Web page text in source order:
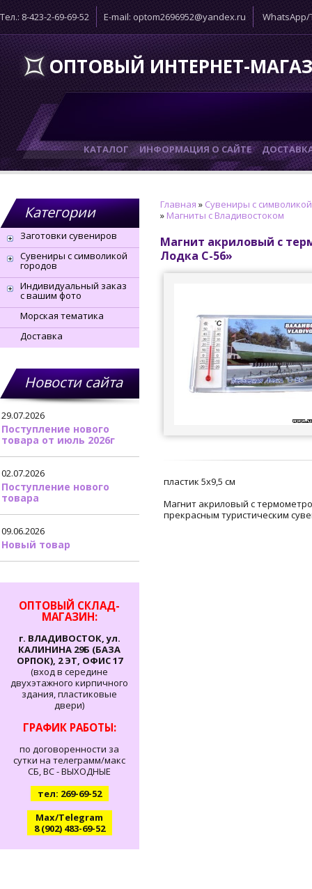
Тел.: 8-423-2-69-69-52 E-mail: optom2696952@yandex.ru WhatsApp/
ОПТОВЫЙ ИНТЕРНЕТ-
КАТАЛОГ ИНФОРМАЦИЯ О САЙТЕ
Категории
Заготовки сувениров
Сувениры с символикой
городов
Индивидуальный заказ
с вашим фото
Морская тематика
Доставка
Новости сайта
29.07.2026
Поступление нового
товара от июль 2026г
02.07.2026
Поступление нового
товара
09.06.2026
Новый товар
ОПТОВЫЙ СКЛАД-
МАГАЗИН:
г. ВЛАДИВОСТОК, ул.
КАЛИНИНА 29Б (БАЗА
ОРПОК), 2 ЭТ, ОФИС 17
(вход в середине
двухэтажного кирпичного
здания, пластиковые
двери)
ГРАФИК РАБОТЫ:
по договоренности за
сутки на телеграмм/макс
СБ, ВС - ВЫХОДНЫЕ
тел: 269-69-52
Max/Telegram
8 (902) 483-69-52
Главная » Сувениры с
» Магниты с Владивостоком
Магнит акриловый с
Лодка С-56»
пластик 5х9,5 см
Магнит акриловый с
прекрасным туристическим